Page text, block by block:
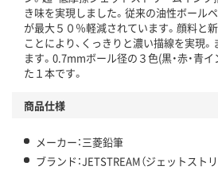
き味を実現しました。従来の油性ボール
が最大５０％軽減されています。顔料と
ことにより、くっきりと濃い描線を実現
ます。0.7mmボール径の３色(黒・赤・青
た１本です。
商品仕様
メーカー：三菱鉛筆
ブランド：JETSTREAM（ジェットストリ